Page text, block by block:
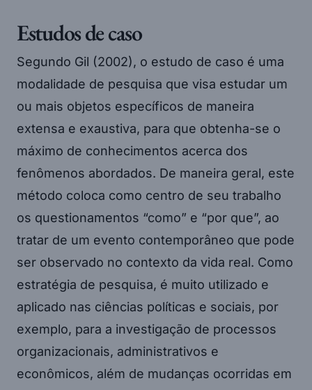
Estudos de caso
Segundo Gil (2002), o estudo de caso é uma
modalidade de pesquisa que visa estudar um
ou mais objetos específicos de maneira
extensa e exaustiva, para que obtenha-se o
máximo de conhecimentos acerca dos
fenômenos abordados. De maneira geral, este
método coloca como centro de seu trabalho
os questionamentos “como” e “por que”, ao
tratar de um evento contemporâneo que pode
ser observado no contexto da vida real. Como
estratégia de pesquisa, é muito utilizado e
aplicado nas ciências políticas e sociais, por
exemplo, para a investigação de processos
organizacionais, administrativos e
econômicos, além de mudanças ocorridas em